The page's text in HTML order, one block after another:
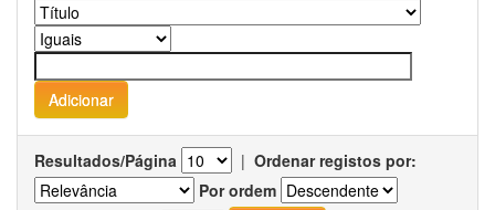
Resultados/Página | Ordenar registos por:
Por ordem